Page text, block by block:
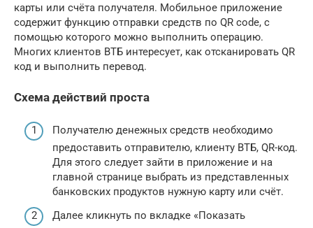
карты или счёта получателя. Мобильное приложение
содержит функцию отправки средств по QR code, с
помощью которого можно выполнить операцию.
Многих клиентов ВТБ интересует, как отсканировать QR
код и выполнить перевод.
Схема действий проста
Получателю денежных средств необходимо
предоставить отправителю, клиенту ВТБ, QR-код.
Для этого следует зайти в приложение и на
главной странице выбрать из представленных
банковских продуктов нужную карту или счёт.
Далее кликнуть по вкладке «Показать